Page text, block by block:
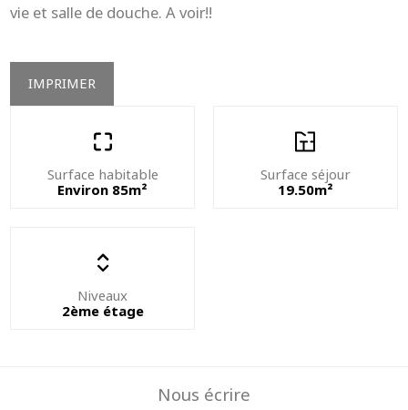
vie et salle de douche. A voir!!
IMPRIMER
Surface habitable
Environ 85m²
Surface séjour
19.50m²
Niveaux
2ème étage
Nous écrire